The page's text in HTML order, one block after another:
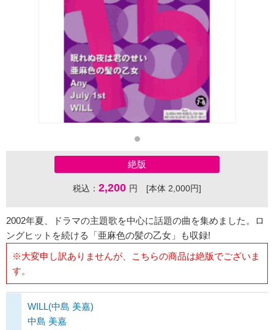
絶版
税込： 2,200 円 [本体 2,000円]
2002年夏、ドラマの主題歌を中心に話題の曲を集めました。ロ
ングヒットを続ける「亜麻色の髪の乙女」も収録!
※大変申し訳ありませんが、こちらの商品は絶版でございま
す。
WILL(中島 美嘉)
中島 美嘉